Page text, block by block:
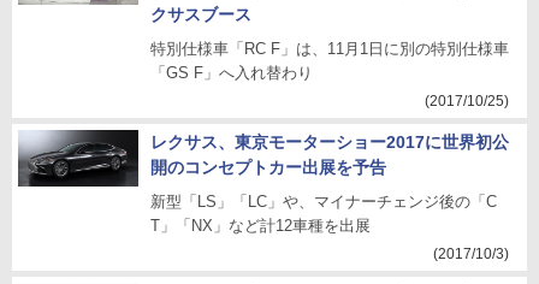
クサスブース
特別仕様車「RC F」は、11月1日に別の特別仕様車
「GS F」へ入れ替わり
(2017/10/25)
レクサス、東京モーターショー2017に世界初公
開のコンセプトカー出展を予告
新型「LS」「LC」や、マイナーチェンジ後の「C
T」「NX」など計12車種を出展
(2017/10/3)